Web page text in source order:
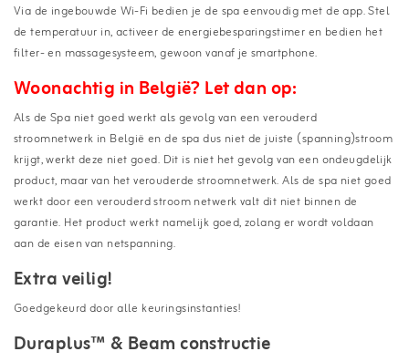
Via de ingebouwde Wi-Fi bedien je de spa eenvoudig met de app. Stel
de temperatuur in, activeer de energiebesparingstimer en bedien het
filter- en massagesysteem, gewoon vanaf je smartphone.
Woonachtig in België? Let dan op:
Als de Spa niet goed werkt als gevolg van een verouderd
stroomnetwerk in België en de spa dus niet de juiste (spanning)stroom
krijgt, werkt deze niet goed. Dit is niet het gevolg van een ondeugdelijk
product, maar van het verouderde stroomnetwerk. Als de spa niet goed
werkt door een verouderd stroom netwerk valt dit niet binnen de
garantie. Het product werkt namelijk goed, zolang er wordt voldaan
aan de eisen van netspanning.
Extra veilig!
Goedgekeurd door alle keuringsinstanties!
Duraplus™ & Beam constructie